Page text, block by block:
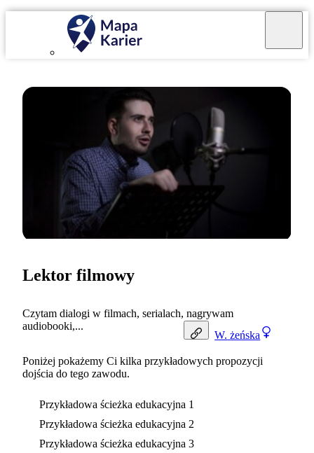
W. żeńska
Lektor filmowy
Czytam dialogi w filmach, serialach, nagrywam
audiobooki,...
Poniżej pokażemy Ci kilka przykładowych propozycji
dojścia do tego zawodu.
Przykładowa ścieżka edukacyjna 1
Przykładowa ścieżka edukacyjna 2
Przykładowa ścieżka edukacyjna 3